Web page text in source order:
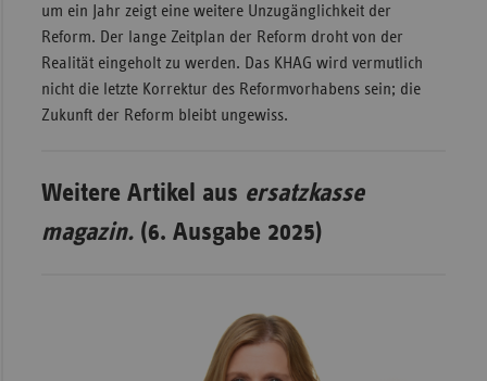
um ein Jahr zeigt eine weitere Unzugänglichkeit der
Reform. Der lange Zeitplan der Reform droht von der
Realität eingeholt zu werden. Das KHAG wird vermutlich
nicht die letzte Korrektur des Reformvorhabens sein; die
Zukunft der Reform bleibt ungewiss.
Weitere Artikel aus ersatzkasse
magazin.(6. Ausgabe 2025)